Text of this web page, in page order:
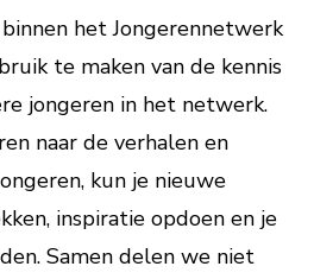
het Jongerennetwerk
te maken van de kennis
jongeren in het netwerk.
naar de verhalen en
kun je nieuwe
inspiratie opdoen en je
Samen delen we niet